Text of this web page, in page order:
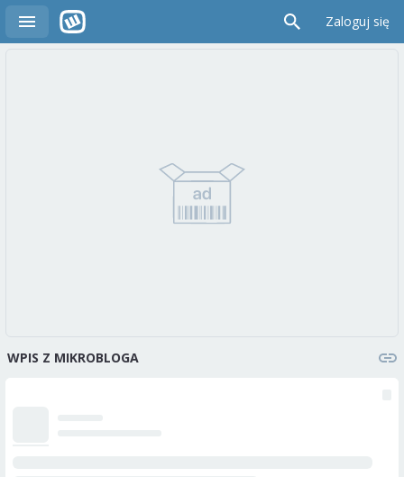
Zaloguj się
WPIS Z MIKROBLOGA